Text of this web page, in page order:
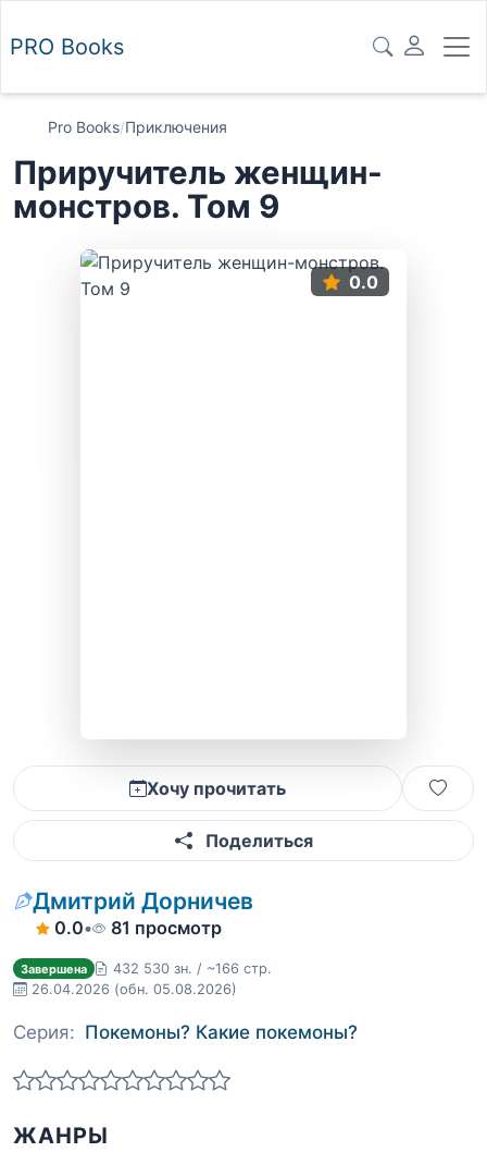
PRO Books
Pro Books/Приключения
Приручитель женщин-
монстров. Том 9
0.0
Хочу прочитать
Поделиться
Дмитрий Дорничев
0.0• 81 просмотр
Завершена
432 530 зн. / ~166 стр.
26.04.2026 (обн. 05.08.2026)
Серия: Покемоны? Какие покемоны?
ЖАНРЫ